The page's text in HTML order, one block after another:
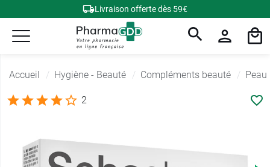
Livraison offerte dès 59€
Accueil Hygiène - Beauté Compléments beauté Peau
2